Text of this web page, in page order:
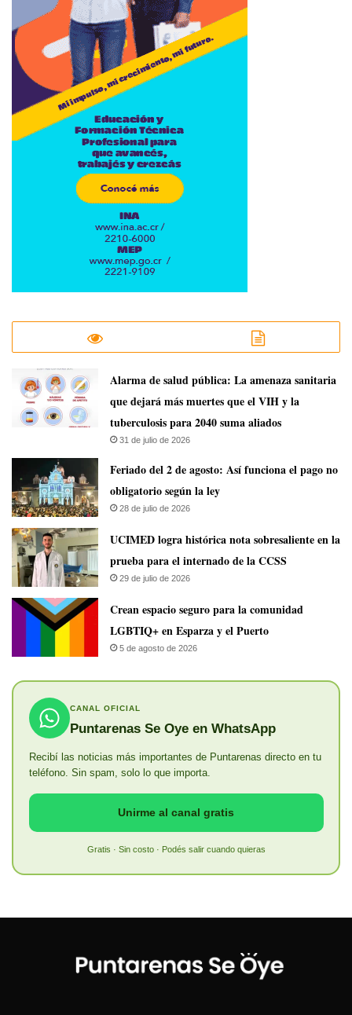
​Alarma de salud pública: La amenaza sanitaria
que dejará más muertes que el VIH y la
tuberculosis para 2040 suma aliados
31 de julio de 2026
Feriado del 2 de agosto: Así funciona el pago no
obligatorio según la ley
28 de julio de 2026
UCIMED logra histórica nota sobresaliente en la
prueba para el internado de la CCSS
29 de julio de 2026
Crean espacio seguro para la comunidad
LGBTIQ+ en Esparza y el Puerto
5 de agosto de 2026
CANAL OFICIAL
Puntarenas Se Oye en WhatsApp
Recibí las noticias más importantes de Puntarenas directo en tu
teléfono. Sin spam, solo lo que importa.
Unirme al canal gratis
Gratis · Sin costo · Podés salir cuando quieras